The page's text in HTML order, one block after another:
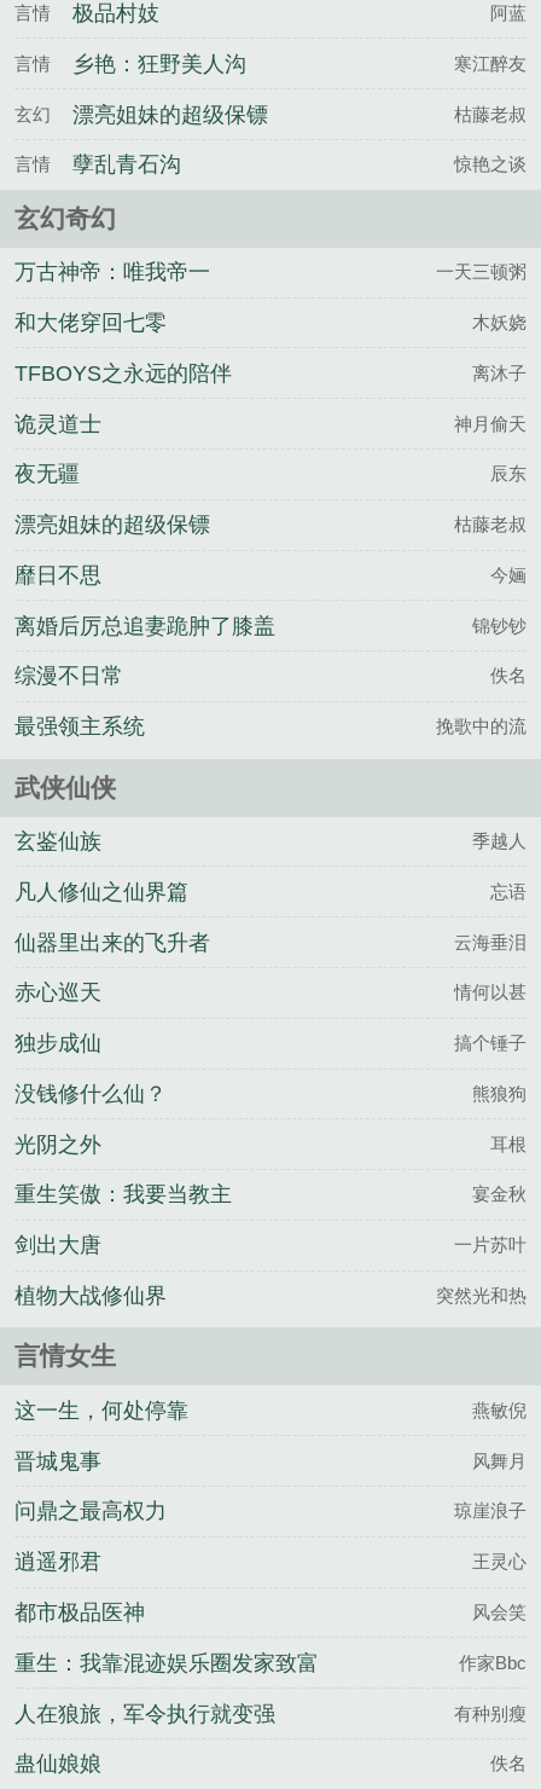
言情 极品村妓 阿蓝
言情 乡艳：狂野美人沟 寒江醉友
玄幻 漂亮姐妹的超级保镖 枯藤老叔
言情 孽乱青石沟 惊艳之谈
玄幻奇幻
万古神帝：唯我帝一 一天三顿粥
和大佬穿回七零 木妖娆
TFBOYS之永远的陪伴 离沐子
诡灵道士 神月偷天
夜无疆 辰东
漂亮姐妹的超级保镖 枯藤老叔
靡日不思 今婳
离婚后厉总追妻跪肿了膝盖 锦钞钞
综漫不日常 佚名
最强领主系统 挽歌中的流
武侠仙侠
玄鉴仙族 季越人
凡人修仙之仙界篇 忘语
仙器里出来的飞升者 云海垂泪
赤心巡天 情何以甚
独步成仙 搞个锤子
没钱修什么仙？ 熊狼狗
光阴之外 耳根
重生笑傲：我要当教主 宴金秋
剑出大唐 一片苏叶
植物大战修仙界 突然光和热
言情女生
这一生，何处停靠 燕敏倪
晋城鬼事 风舞月
问鼎之最高权力 琼崖浪子
逍遥邪君 王灵心
都市极品医神 风会笑
重生：我靠混迹娱乐圈发家致富 作家Bbc
人在狼旅，军令执行就变强 有种别瘦
蛊仙娘娘 佚名